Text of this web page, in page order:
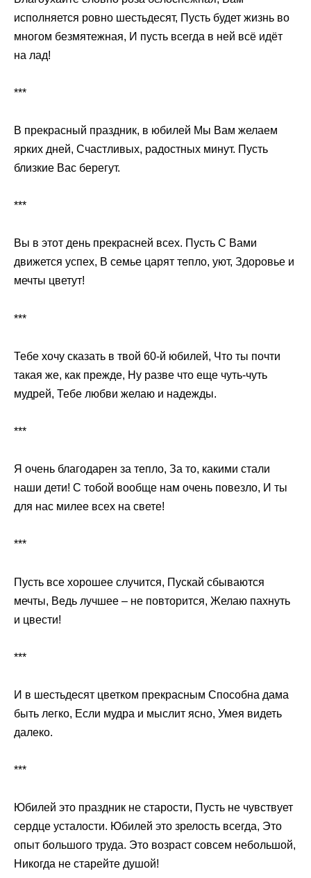
исполняется ровно шестьдесят, Пусть будет жизнь во
многом безмятежная, И пусть всегда в ней всё идёт
на лад!
***
В прекрасный праздник, в юбилей Мы Вам желаем
ярких дней, Счастливых, радостных минут. Пусть
близкие Вас берегут.
***
Вы в этот день прекрасней всех. Пусть С Вами
движется успех, В семье царят тепло, уют, Здоровье и
мечты цветут!
***
Тебе хочу сказать в твой 60-й юбилей, Что ты почти
такая же, как прежде, Ну разве что еще чуть-чуть
мудрей, Тебе любви желаю и надежды.
***
Я очень благодарен за тепло, За то, какими стали
наши дети! С тобой вообще нам очень повезло, И ты
для нас милее всех на свете!
***
Пусть все хорошее случится, Пускай сбываются
мечты, Ведь лучшее – не повторится, Желаю пахнуть
и цвести!
***
И в шестьдесят цветком прекрасным Способна дама
быть легко, Если мудра и мыслит ясно, Умея видеть
далеко.
***
Юбилей это праздник не старости, Пусть не чувствует
сердце усталости. Юбилей это зрелость всегда, Это
опыт большого труда. Это возраст совсем небольшой,
Никогда не старейте душой!